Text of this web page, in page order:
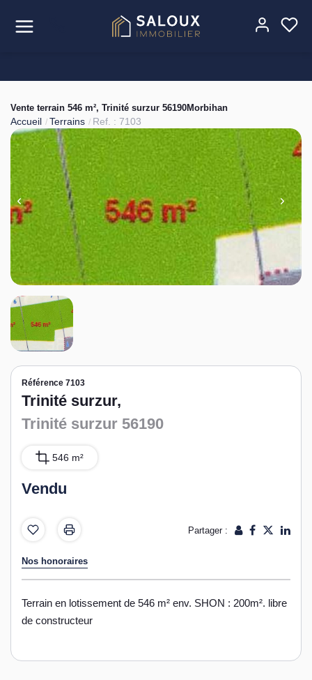
Acheter
Louer
Estimer
Vendre
Gérer
L'agence
Contact
Vente terrain 546 m², Trinité surzur 56190Morbihan
Accueil Terrains Ref. : 7103
Référence 7103
Trinité surzur,
Trinité surzur 56190
546 m²
Vendu
Partager :
Nos honoraires
Terrain en lotissement de 546 m² env. SHON : 200m². libre
de constructeur